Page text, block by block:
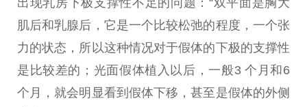
肌后和乳腺后，它是一个比较松弛的程度，一个张
力的状态，所以这种情况对于假体的下极的支撑性
是比较差的；光面假体植入以后，一般3 个月和6
个月，就会明显看到假体下移，甚至是假体的外侧